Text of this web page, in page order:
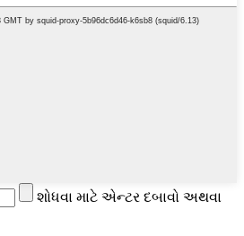
શોધવા માટે એન્ટર દબાવો અથવા